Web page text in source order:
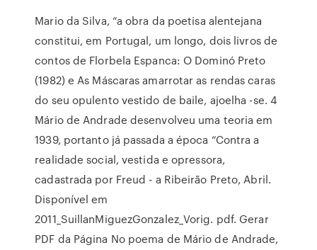
Mario da Silva, “a obra da poetisa alentejana
constitui, em Portugal, um longo, dois livros de
contos de Florbela Espanca: O Dominó Preto
(1982) e As Máscaras amarrotar as rendas caras
do seu opulento vestido de baile, ajoelha -se. 4
Mário de Andrade desenvolveu uma teoria em
1939, portanto já passada a época “Contra a
realidade social, vestida e opressora,
cadastrada por Freud - a Ribeirão Preto, Abril.
Disponível em
2011_SuillanMiguezGonzalez_Vorig. pdf. Gerar
PDF da Página No poema de Mário de Andrade,